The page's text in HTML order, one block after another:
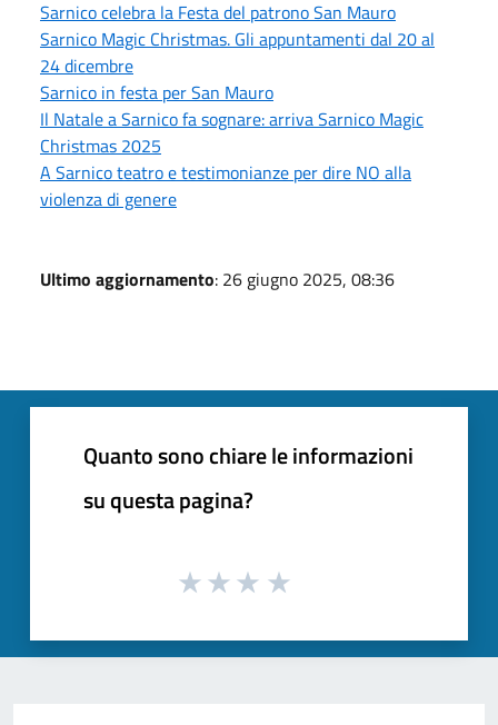
Sarnico celebra la Festa del patrono San Mauro
Sarnico Magic Christmas. Gli appuntamenti dal 20 al
24 dicembre
Sarnico in festa per San Mauro
Il Natale a Sarnico fa sognare: arriva Sarnico Magic
Christmas 2025
A Sarnico teatro e testimonianze per dire NO alla
violenza di genere
Ultimo aggiornamento: 26 giugno 2025, 08:36
Quanto sono chiare le informazioni
su questa pagina?